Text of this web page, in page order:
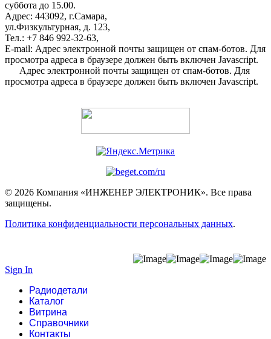
суббота до 15.00.
Адрес: 443092, г.Самара,
ул.Физкультурная, д. 123,
Тел.: +7 846 992-32-63,
E-mail: Адрес электронной почты защищен от спам-ботов. Для
просмотра адреса в браузере должен быть включен Javascript.
Адрес электронной почты защищен от спам-ботов. Для
просмотра адреса в браузере должен быть включен Javascript.
© 2026 Компания «ИНЖЕНЕР ЭЛЕКТРОНИК». Все права
защищены.
Политика конфиденциальности персональных данных.
Sign In
Радиодетали
Каталог
Витрина
Справочники
Контакты